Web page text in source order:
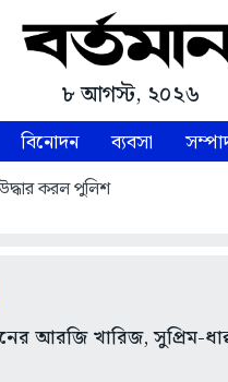
৮ আগস্ট, ২০২৬
বিনোদন ব্যবসা
করল পুলিশ
আরজি খারিজ, সুপ্রিম-